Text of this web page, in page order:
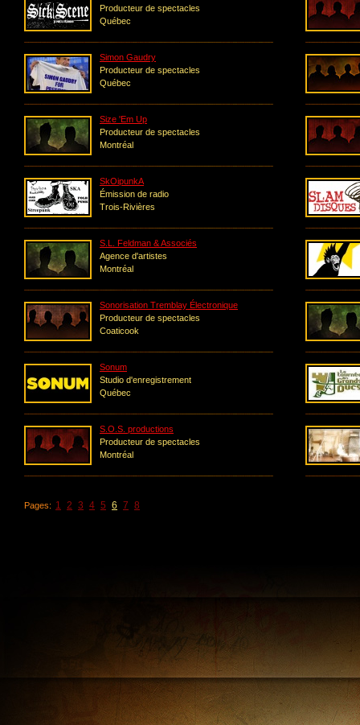
Producteur de spectacles
Québec
Simon Gaudry
Producteur de spectacles
Québec
Size 'Em Up
Producteur de spectacles
Montréal
SkOipunkA
Émission de radio
Trois-Rivières
S.L. Feldman & Associés
Agence d'artistes
Montréal
Sonorisation Tremblay Électronique
Producteur de spectacles
Coaticook
Sonum
Studio d'enregistrement
Québec
S.O.S. productions
Producteur de spectacles
Montréal
Pages: 1 2 3 4 5 6 7 8